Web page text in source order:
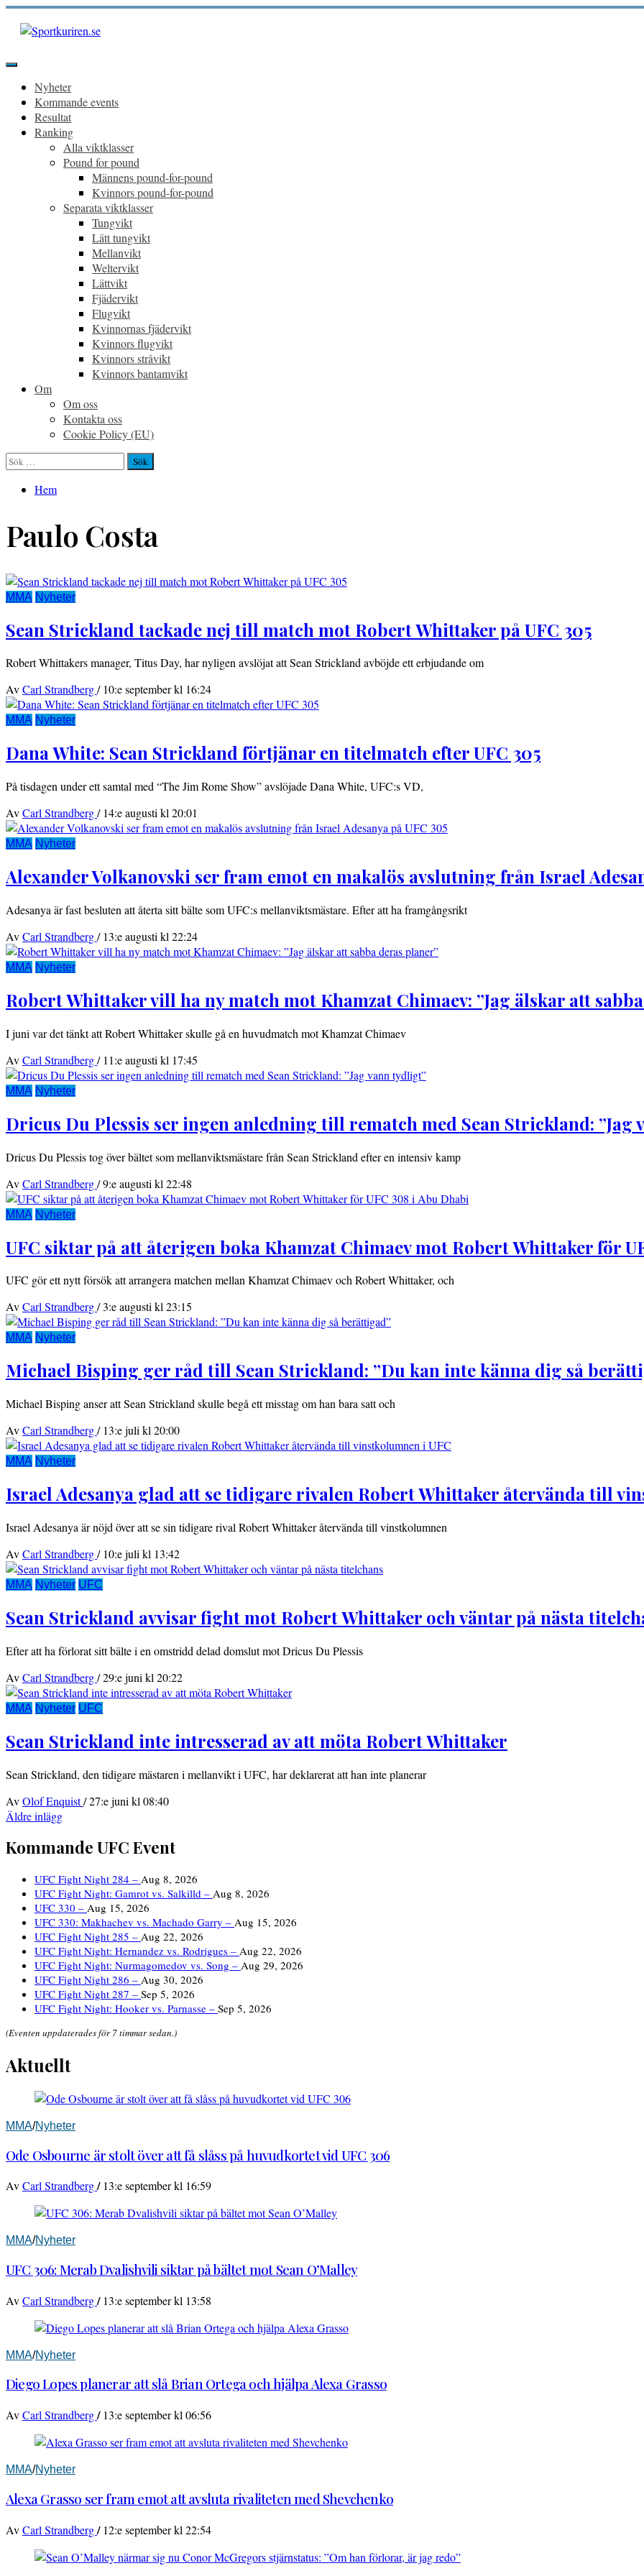
Hoppa
innehåll
Primär
Nyheter
Kommande events
Resultat
Ranking
Alla viktklasser
Pound for pound
Männens pound-for-pound
Kvinnors pound-for-pound
Separata viktklasser
Tungvikt
Lätt tungvikt
Mellanvikt
Weltervikt
Lättvikt
Fjädervikt
Flugvikt
Kvinnornas fjädervikt
Kvinnors flugvikt
Kvinnors stråvikt
Kvinnors bantamvikt
Om
Om oss
Kontakta oss
Cookie Policy (EU)
Sök
efter:
Hem
Paulo Costa
MMA Nyheter
Sean Strickland tackade nej till match mot Robert Whittaker på UFC 305
Robert Whittakers manager, Titus Day, har nyligen avslöjat att Sean Strickland avböjde ett erbjudande om
AvCarl Strandberg/ 10:e september kl 16:24
MMA Nyheter
Dana White: Sean Strickland förtjänar en titelmatch efter UFC 305
På tisdagen under ett samtal med “The Jim Rome Show” avslöjade Dana White, UFC:s VD,
AvCarl Strandberg/ 14:e augusti kl 20:01
MMA Nyheter
Alexander Volkanovski ser fram emot en makalös avslutning från Israel
Adesanya är fast besluten att återta sitt bälte som UFC:s mellanviktsmästare. Efter att ha framgångsrikt
AvCarl Strandberg/ 13:e augusti kl 22:24
MMA Nyheter
Robert Whittaker vill ha ny match mot Khamzat Chimaev: ”Jag älskar att
I juni var det tänkt att Robert Whittaker skulle gå en huvudmatch mot Khamzat Chimaev
AvCarl Strandberg/ 11:e augusti kl 17:45
MMA Nyheter
Dricus Du Plessis ser ingen anledning till rematch med Sean Strickland: ”Jag
Dricus Du Plessis tog över bältet som mellanviktsmästare från Sean Strickland efter en intensiv kamp
AvCarl Strandberg/9:e augusti kl 22:48
MMA Nyheter
UFC siktar på att återigen boka Khamzat Chimaev mot Robert Whittaker för
UFC gör ett nytt försök att arrangera matchen mellan Khamzat Chimaev och Robert Whittaker, och
AvCarl Strandberg/3:e augusti kl 23:15
MMA Nyheter
Michael Bisping ger råd till Sean Strickland: ”Du kan inte känna dig så
Michael Bisping anser att Sean Strickland skulle begå ett misstag om han bara satt och
AvCarl Strandberg/ 13:e juli kl 20:00
MMA Nyheter
Israel Adesanya glad att se tidigare rivalen Robert Whittaker återvända till
Israel Adesanya är nöjd över att se sin tidigare rival Robert Whittaker återvända till vinstkolumnen
AvCarl Strandberg/ 10:e juli kl 13:42
MMA Nyheter UFC
Sean Strickland avvisar fight mot Robert Whittaker och väntar på nästa
Efter att ha förlorat sitt bälte i en omstridd delad domslut mot Dricus Du Plessis
AvCarl Strandberg/29:e juni kl 20:22
MMA Nyheter UFC
Sean Strickland inte intresserad av att möta Robert Whittaker
Sean Strickland, den tidigare mästaren i mellanvikt i UFC, har deklarerat att han inte planerar
AvOlof Enquist/27:e juni kl 08:40
Inläggsnavigering
Äldre inlägg
Kommande UFC Event
UFC Fight Night 284 – Aug 8, 2026
UFC Fight Night: Gamrot vs. Salkilld – Aug 8, 2026
UFC 330 – Aug 15, 2026
UFC 330: Makhachev vs. Machado Garry – Aug 15, 2026
UFC Fight Night 285 – Aug 22, 2026
UFC Fight Night: Hernandez vs. Rodrigues – Aug 22, 2026
UFC Fight Night: Nurmagomedov vs. Song – Aug 29, 2026
UFC Fight Night 286 – Aug 30, 2026
UFC Fight Night 287 – Sep 5, 2026
UFC Fight Night: Hooker vs. Parnasse – Sep 5, 2026
(Eventen uppdaterades för 7 timmar sedan.)
Aktuellt
MMA/Nyheter
Ode Osbourne är stolt över att få slåss på huvudkortet vid UFC 306
AvCarl Strandberg/ 13:e september kl 16:59
MMA/Nyheter
UFC 306: Merab Dvalishvili siktar på bältet mot Sean O’Malley
AvCarl Strandberg/ 13:e september kl 13:58
MMA/Nyheter
Diego Lopes planerar att slå Brian Ortega och hjälpa Alexa Grasso
AvCarl Strandberg/ 13:e september kl 06:56
MMA/Nyheter
Alexa Grasso ser fram emot att avsluta rivaliteten med Shevchenko
AvCarl Strandberg/ 12:e september kl 22:54